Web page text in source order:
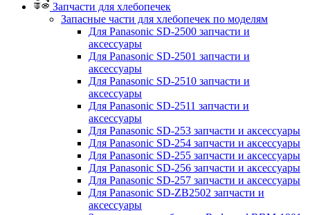
Запчасти для хлебопечек
Запасные части для хлебопечек по моделям
Для Panasonic SD-2500 запчасти и
аксессуары
Для Panasonic SD-2501 запчасти и
аксессуары
Для Panasonic SD-2510 запчасти и
аксессуары
Для Panasonic SD-2511 запчасти и
аксессуары
Для Panasonic SD-253 запчасти и аксессуары
Для Panasonic SD-254 запчасти и аксессуары
Для Panasonic SD-255 запчасти и аксессуары
Для Panasonic SD-256 запчасти и аксессуары
Для Panasonic SD-257 запчасти и аксессуары
Для Panasonic SD-ZB2502 запчасти и
аксессуары